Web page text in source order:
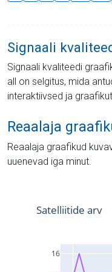
Signaali
Signaali kvaliteedi
all on selgitus, mida
interaktiivsed ja
Reaalaja
Reaalaja graafikud
uuenevad iga minut.